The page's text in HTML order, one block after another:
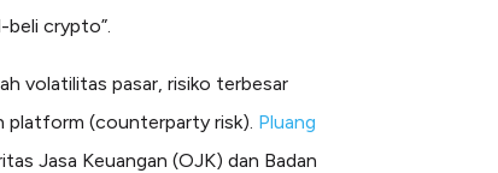
beli crypto”.
volatilitas pasar, risiko terbesar
platform (counterparty risk). Pluang
Jasa Keuangan (OJK) dan Badan